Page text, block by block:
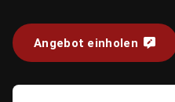
Angebot einholen